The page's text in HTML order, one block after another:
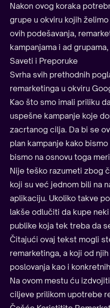
Nakon ovog koraka
grupe u okviru kojih
ovih podešavanja,
kampanjama i ad
Saveti i Preporuke
Svrha svih prethodnih
remarketinga u okviru
Kao što smo imali priliku
uspešne kampanje koje
zacrtanog cilja. Da bi se
plan kampanje kako
bismo na osnovu toga
Nije teško razumeti zbog
koji su već jednom bili na
aplikaciju. Ukoliko takve
lakše odlučiti da kupe
publike koja tek treba da
Čitajući ovaj tekst mogli
remarketinga, a koji od
poslovanja kao i
Na ovom mestu ću
ciljeve prilikom upotrebe